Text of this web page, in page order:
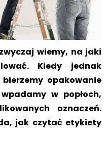
wiemy, na jaki
Kiedy jednak
opakowanie
w popłoch,
oznaczeń.
jak czytać etykiety